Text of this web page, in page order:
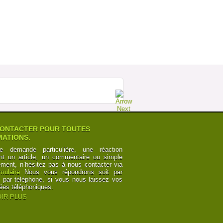
Postée pary6Z2bRk2nKB
Postée pary6Z2bRk2nKB
POUR TOUTES
demande particulière, une réaction
un article, un commentaire ou simple
n’hésitez pas à nous contacter via
Nous vous répondrons soit par
par téléphone, si vous nous laissez vos
téléphoniques.
PLUS